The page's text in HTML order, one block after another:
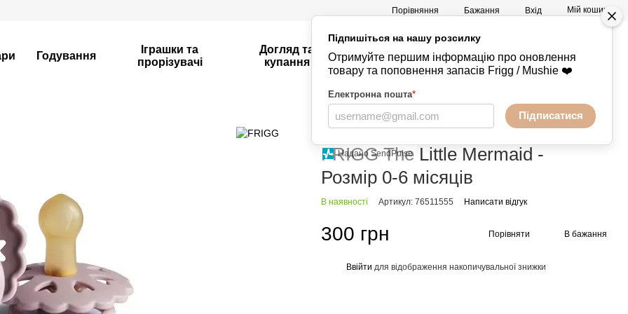
Підпишіться на нашу розсилку
Отримуйте першим інформацію про оновлення
товару та поповнення запасів Frigg / Mushie ❤️
Електронна пошта*
Підписатися
Надано SendPulse
Порівняння Бажання Вхід Мій кошик
Годування
Іграшки та
прорізувачі
Догляд та
купання
Mushie -
Речі
+380730847238
Головна Пустушки FRIGG
FRIGG Fairytale X H.C.
FRIGG Fairytale X H.C. FRIGG
FRIGG The Little Mermaid -
Розмір 0-6 місяців
В наявності Артикул: 76511555 Написати відгук
300 грн Порівняти В бажання
Ввійти для відображення накопичувальної знижки